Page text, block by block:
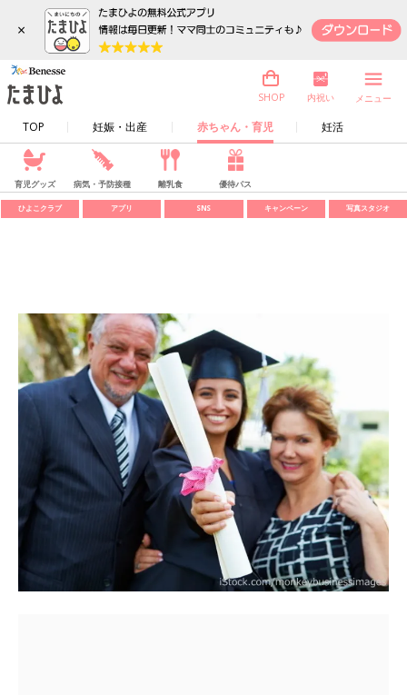
×
TOP 妊娠・出産 赤ちゃん・育児 妊活
SHOP 内祝い メニュー
育児グッズ 病気・予防接種 離乳食 優待パス
ひよこクラブ アプリ SNS キャンペーン 写真スタジオ